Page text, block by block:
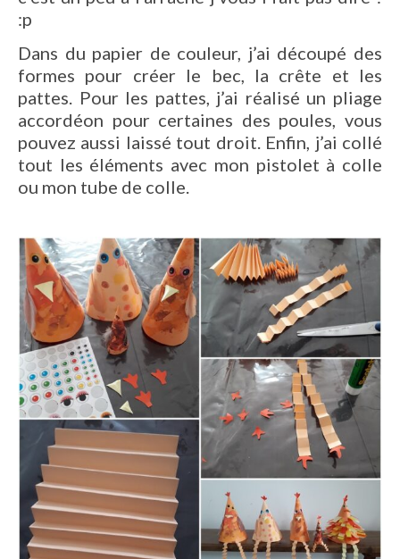
:p
Dans du papier de couleur, j’ai découpé des
formes pour créer le bec, la crête et les
pattes. Pour les pattes, j’ai réalisé un pliage
accordéon pour certaines des poules, vous
pouvez aussi laissé tout droit. Enfin, j’ai collé
tout les éléments avec mon pistolet à colle
ou mon tube de colle.